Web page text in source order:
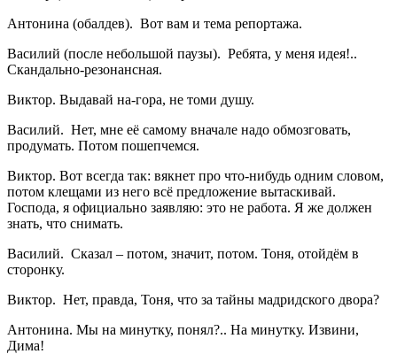
Антонина (обалдев). Вот вам и тема репортажа.
Василий (после небольшой паузы). Ребята, у меня идея!..
Скандально-резонансная.
Виктор. Выдавай на-гора, не томи душу.
Василий. Нет, мне её самому вначале надо обмозговать,
продумать. Потом пошепчемся.
Виктор. Вот всегда так: вякнет про что-нибудь одним словом,
потом клещами из него всё предложение вытаскивай.
Господа, я официально заявляю: это не работа. Я же должен
знать, что снимать.
Василий. Сказал – потом, значит, потом. Тоня, отойдём в
сторонку.
Виктор. Нет, правда, Тоня, что за тайны мадридского двора?
Антонина. Мы на минутку, понял?.. На минутку. Извини,
Дима!